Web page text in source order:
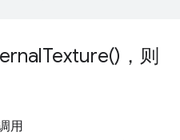
Texture()，则
用